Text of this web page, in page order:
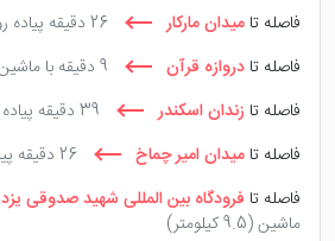
فاصله تا میدان مارکار 26 دقیقه پیاده روی
فاصله تا دروازه قرآن 9 دقیقه با ماشین
فاصله تا زندان اسکندر 39 دقیقه پیاده روی
فاصله تا میدان امیر چماخ 26 دقیقه پیاده روی
فاصله تا فرودگاه بین المللی شهید صدوقی یزد
ماشین(9.5 کیلومتر)